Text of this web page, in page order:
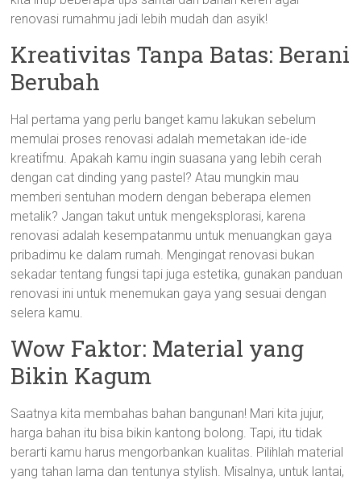
renovasi rumahmu jadi lebih mudah dan asyik!
Kreativitas Tanpa Batas: Berani
Berubah
Hal pertama yang perlu banget kamu lakukan sebelum
memulai proses renovasi adalah memetakan ide-ide
kreatifmu. Apakah kamu ingin suasana yang lebih cerah
dengan cat dinding yang pastel? Atau mungkin mau
memberi sentuhan modern dengan beberapa elemen
metalik? Jangan takut untuk mengeksplorasi, karena
renovasi adalah kesempatanmu untuk menuangkan gaya
pribadimu ke dalam rumah. Mengingat renovasi bukan
sekadar tentang fungsi tapi juga estetika, gunakan panduan
renovasi ini untuk menemukan gaya yang sesuai dengan
selera kamu.
Wow Faktor: Material yang
Bikin Kagum
Saatnya kita membahas bahan bangunan! Mari kita jujur,
harga bahan itu bisa bikin kantong bolong. Tapi, itu tidak
berarti kamu harus mengorbankan kualitas. Pilihlah material
yang tahan lama dan tentunya stylish. Misalnya, untuk lantai,